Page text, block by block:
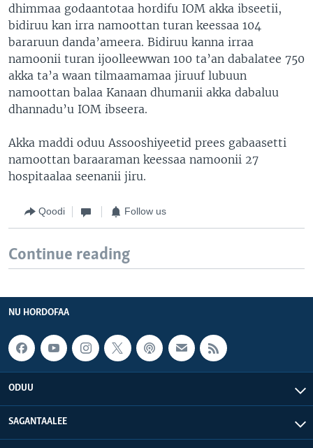
dhimmaa godaantotaa hordifu IOM akka ibseetii,
bidiruu kan irra namoottan turan keessaa 104
bararuun danda’ameera. Bidiruu kanna irraa
namoonii turan ijoolleewwan 100 ta’an dabalatee 750
akka ta’a waan tilmaamamaa jiruuf lubuun
namoottan balaa Kanaan dhumanii akka dabaluu
dhannadu’u IOM ibseera.
Akka maddi oduu Assooshiyeetid prees gabaasetti
namoottan baraaraman keessaa namoonii 27
hospitaalaa seenanii jiru.
Qoodi Follow us
Continue reading
NU HORDOFAA
ODUU
SAGANTAALEE